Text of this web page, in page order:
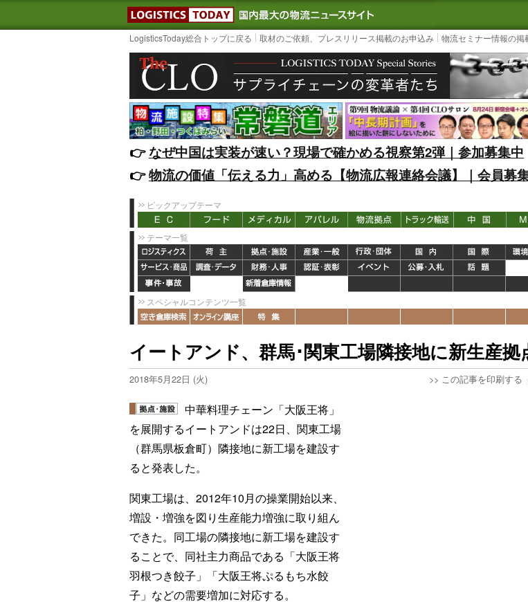
LOGISTICS TODAY｜国内最大の物流ニュースサイト
3PL, SCMなど
LogisticsToday総合トップに戻る 取材のご依頼、プレスリリース掲載のお申込み 物流セミナー情報の掲
👉️なぜ中国は実装が速い？現場で確かめる視察第2弾｜参加募集中
👉️物流の価値「伝える力」高める【物流広報連絡会議】｜会員募
ピックアップテーマ
テーマ一覧
スペシャルコンテンツ一覧
イートアンド、群馬･関東工場隣接地に新生産拠
2018年5月22日 (火) >> この記事を印刷する
中華料理チェーン「大阪王将」
を展開するイートアンドは22日、関東工場
（群馬県板倉町）隣接地に新工場を建設す
ると発表した。
関東工場は、2012年10月の操業開始以来、
増設・増強を図り生産能力増強に取り組ん
できた。同工場の隣接地に新工場を建設す
ることで、同社主力商品である「大阪王将
羽根つき餃子」「大阪王将ぷるもち水餃
子」などの需要増加に対応する。